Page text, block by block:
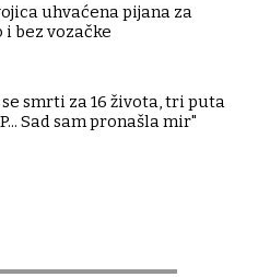
uhvaćena pijana za
i bez vozačke
smrti za 16 života, tri puta
Sad sam pronašla mir"